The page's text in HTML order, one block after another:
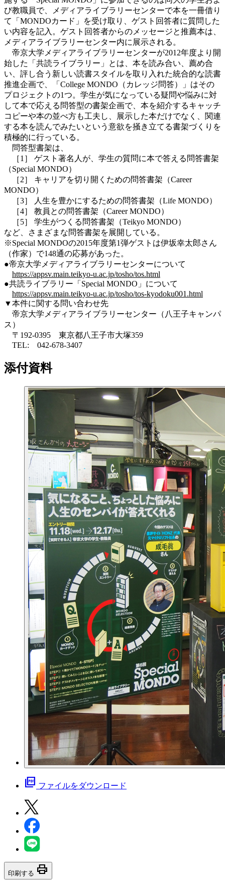
び教職員で、メディアライブラリーセンターで本を一冊借り
て「MONDOカード」を受け取り、ゲスト回答者に質問した
い内容を記入。ゲスト回答者からのメッセージと推薦本は、
メディアライブラリーセンター内に展示される。
帝京大学メディアライブラリーセンターが2012年度より開
始した「共読ライブラリー」とは、本を読み合い、薦め合
い、評し合う新しい読書スタイルを取り入れた統合的な読書
推進企画で、「College MONDO（カレッジ問答）」はその
プロジェクトの1つ。学生が気になっている疑問や悩みに対
して本で応える問答型の書架企画で、本を紹介するキャッチ
コピーや本の並べ方も工夫し、展示した本だけでなく、関連
する本を読んでみたいという意欲を掻き立てる書架づくりを
積極的に行っている。
問答型書架は、
［1］ ゲスト著名人が、学生の質問に本で答える問答書架
（Special MONDO）
［2］ キャリアを切り開くための問答書架（Career
MONDO）
［3］ 人生を豊かにするための問答書架（Life MONDO）
［4］ 教員との問答書架（Career MONDO）
［5］ 学生がつくる問答書架（Teikyo MONDO）
など、さまざまな問答書架を展開している。
※Special MONDOの2015年度第1弾ゲストは伊坂幸太郎さん
（作家）で148通の応募があった。
●帝京大学メディアライブラリーセンターについて
https://appsv.main.teikyo-u.ac.jp/tosho/tos.html
●共読ライブラリー「Special MONDO」について
https://appsv.main.teikyo-u.ac.jp/tosho/tos-kyodoku001.html
▼本件に関する問い合わせ先
帝京大学メディアライブラリーセンター（八王子キャンパ
ス）
〒192-0395 東京都八王子市大塚359
TEL: 042-678-3407
添付資料
picture_as_pdf ファイルをダウンロード
印刷する print